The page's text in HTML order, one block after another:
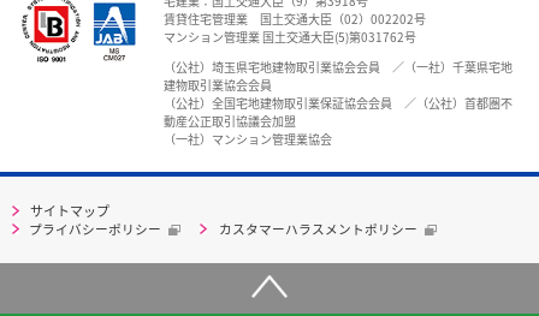
賃貸住宅管理業 国土交通大臣（02）002202号
マンション管理業 国土交通大臣(5)第031762号
（公社）埼玉県宅地建物取引業協会会員 ／（一社）千葉県宅地
建物取引業協会会員
（公社）全国宅地建物取引業保証協会会員 ／（公社）首都圏不
動産公正取引協議会加盟
（一社）マンション管理業協会
サイトマップ
プライバシーポリシー カスタマーハラスメントポリシー